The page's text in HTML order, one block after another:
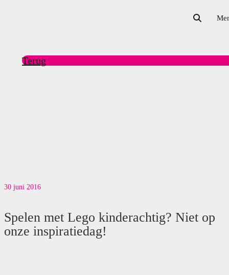
Terug
30 juni 2016
Spelen met Lego kinderachtig? Niet op
onze inspiratiedag!